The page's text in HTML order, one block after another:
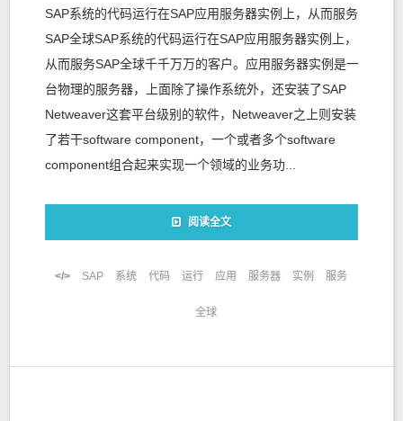
SAP系统的代码运行在SAP应用服务器实例上，从而服务
SAP全球SAP系统的代码运行在SAP应用服务器实例上，
从而服务SAP全球千千万万的客户。应用服务器实例是一
台物理的服务器，上面除了操作系统外，还安装了SAP
Netweaver这套平台级别的软件，Netweaver之上则安装
了若干software component，一个或者多个software
component组合起来实现一个领域的业务功...
阅读全文
SAP 系统 代码 运行 应用 服务器 实例 服务
全球